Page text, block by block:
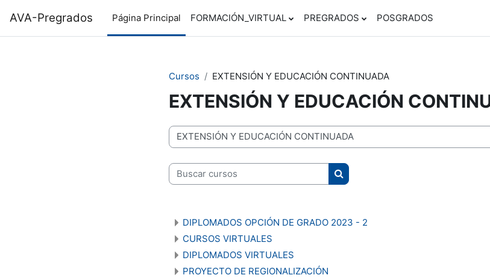
AVA-Pregrados Página Principal FORMACIÓN_VIRTUAL PREGRADOS POSGRADOS
Cursos
EXTENSIÓN Y EDUCACIÓN CONTINUADA
EXTENSIÓN Y EDUCACIÓN
Categorías de curso
Buscar cursos
Buscar cursos
DIPLOMADOS OPCIÓN DE GRADO 2023 - 2
CURSOS VIRTUALES
DIPLOMADOS VIRTUALES
PROYECTO DE REGIONALIZACIÓN